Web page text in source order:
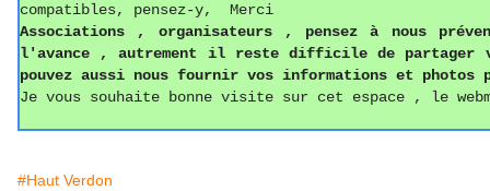
compatibles, pensez-y, Merci
Associations , organisateurs , pensez à nous
l'avance , autrement il reste difficile de
pouvez aussi nous fournir vos informations et photos
Je vous souhaite bonne visite sur cet espace , le
#Haut Verdon